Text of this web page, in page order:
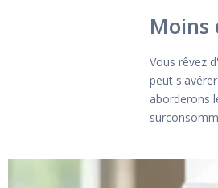
Moins
Vous rêvez
peut
aborderons